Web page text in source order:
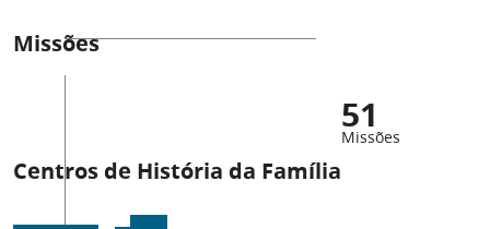
Missões
51
Missões
Centros de História da Família